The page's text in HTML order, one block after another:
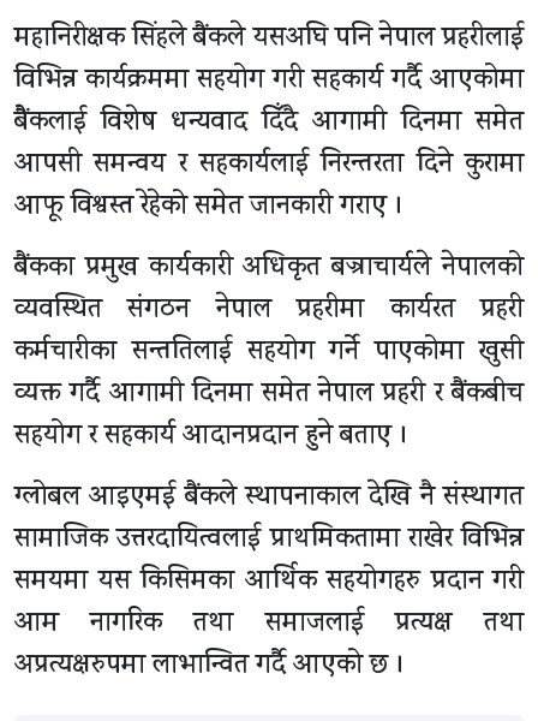
महानिरीक्षक सिंहले बैंकले यसअघि पनि नेपाल प्रहरीलाई
विभिन्न कार्यक्रममा सहयोग गरी सहकार्य गर्दै आएकोमा
बैैंकलाई विशेष धन्यवाद दिँदै आगामी दिनमा समेत
आपसी समन्वय र सहकार्यलाई निरन्तरता दिने कुरामा
आफू विश्वस्त रेहेको समेत जानकारी गराए ।
बैंकका प्रमुख कार्यकारी अधिकृत बज्राचार्यले नेपालको
व्यवस्थित संगठन नेपाल प्रहरीमा कार्यरत प्रहरी
कर्मचारीका सन्ततिलाई सहयोग गर्ने पाएकोमा खुसी
व्यक्त गर्दै आगामी दिनमा समेत नेपाल प्रहरी र बैंकबीच
सहयोग र सहकार्य आदानप्रदान हुने बताए ।
ग्लोबल आइएमई बैंकले स्थापनाकाल देखि नै संस्थागत
सामाजिक उत्तरदायित्वलाई प्राथमिकतामा राखेर विभिन्न
समयमा यस किसिमका आर्थिक सहयोगहरु प्रदान गरी
आम नागरिक तथा समाजलाई प्रत्यक्ष तथा
अप्रत्यक्षरुपमा लाभान्वित गर्दै आएको छ ।